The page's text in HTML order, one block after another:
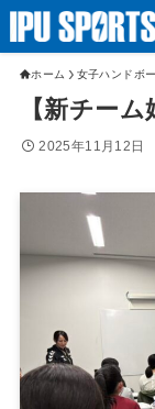
ホーム 女子ハンドボ
【新チー
2025年11月12日